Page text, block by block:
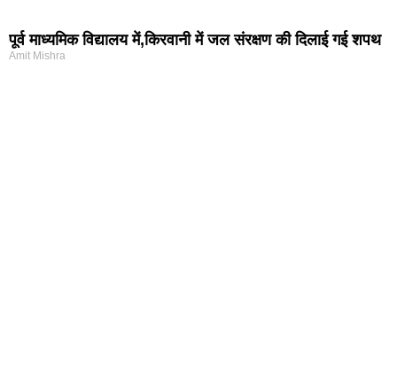
पूर्व माध्यमिक विद्यालय में,किरवानी में जल संरक्षण की दिलाई गई शपथ
Amit Mishra